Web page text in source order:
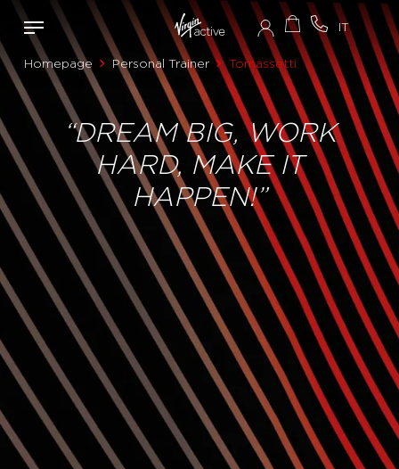
Homepage Personal Trainer Tomassetti
“DREAM BIG, WORK
HARD, MAKE IT
HAPPEN!”